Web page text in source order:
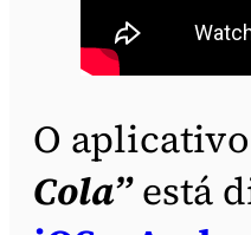
O aplicativo
Cola”está